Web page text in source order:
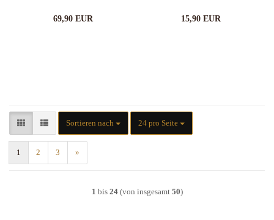
69,90 EUR 15,90 EUR
Sortieren nach
Sortieren nach 24 pro Seite
pro Seite
1 2 3 »
1 bis 24(von insgesamt 50)